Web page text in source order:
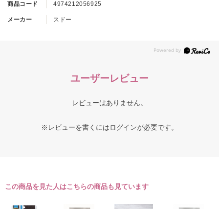
商品コード 4974212056925
メーカー スドー
ユーザーレビュー
レビューはありません。
※レビューを書くにはログインが必要です。
この商品を見た人はこちらの商品も見ています